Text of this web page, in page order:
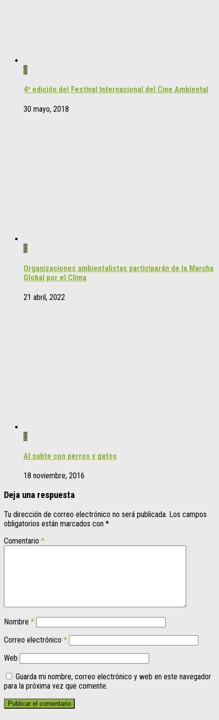
0
4º edición del Festival Internacional del Cine Ambiental
30 mayo, 2018
0
Organizaciones ambientalistas participarán de la Marcha
Global por el Clima
21 abril, 2022
0
Al subte con perros y gatos
18 noviembre, 2016
Deja una respuesta
Tu dirección de correo electrónico no será publicada. Los campos
obligatorios están marcados con *
Comentario *
Nombre *
Correo electrónico *
Web
Guarda mi nombre, correo electrónico y web en este navegador
para la próxima vez que comente.